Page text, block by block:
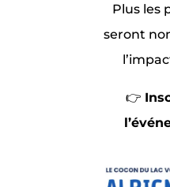
Plus les
seront
👉